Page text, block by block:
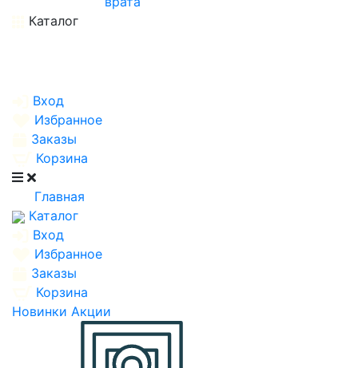
Каталог
Вход
Избранное
Заказы
Корзина
Главная
Каталог
Вход
Избранное
Заказы
Корзина
Новинки Акции